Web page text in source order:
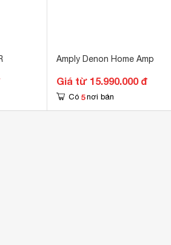
Amply Denon Home Amp
Giá từ 15.990.000 đ
Có 5 nơi bán